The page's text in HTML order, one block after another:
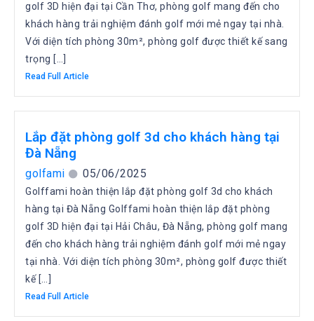
golf 3D hiện đại tại Cần Thơ, phòng golf mang đến cho
khách hàng trải nghiệm đánh golf mới mẻ ngay tại nhà.
Với diện tích phòng 30m², phòng golf được thiết kế sang
trọng […]
Read Full Article
Lắp đặt phòng golf 3d cho khách hàng tại
Đà Nẵng
golfami 05/06/2025
Golffami hoàn thiện lắp đặt phòng golf 3d cho khách
hàng tại Đà Nẵng Golffami hoàn thiện lắp đặt phòng
golf 3D hiện đại tại Hải Châu, Đà Nẵng, phòng golf mang
đến cho khách hàng trải nghiệm đánh golf mới mẻ ngay
tại nhà. Với diện tích phòng 30m², phòng golf được thiết
kế […]
Read Full Article